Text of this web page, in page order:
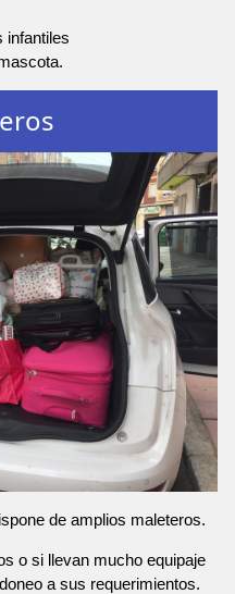
infantiles
de amplios maleteros.
o si llevan mucho equipaje
a sus requerimientos.